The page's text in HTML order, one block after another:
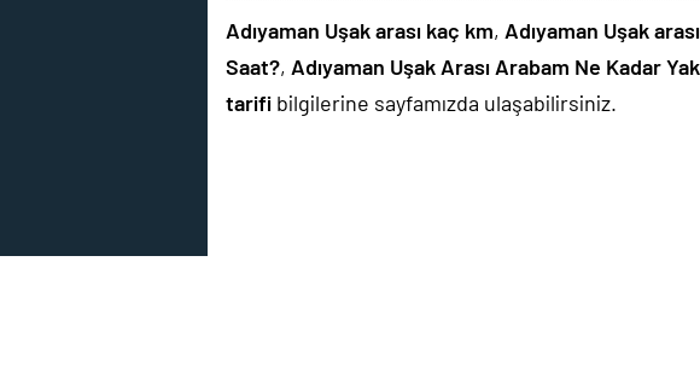
Adıyaman Uşak arası kaç km, Adıyaman Uşak
Saat?, Adıyaman Uşak Arası Arabam Ne Kadar
tarifi bilgilerine sayfamızda ulaşabilirsiniz.